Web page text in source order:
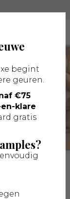
begint
geuren.
€75
en-klare
gratis